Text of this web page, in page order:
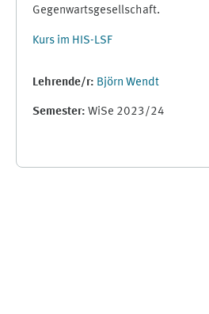
Gegenwartsgesellschaft.
Kurs im HIS-LSF
Lehrende/r: Björn Wendt
Semester: WiSe 2023/24